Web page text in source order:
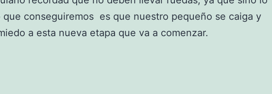
que conseguiremos es que nuestro pequeño se caiga y
a esta nueva etapa que va a comenzar.